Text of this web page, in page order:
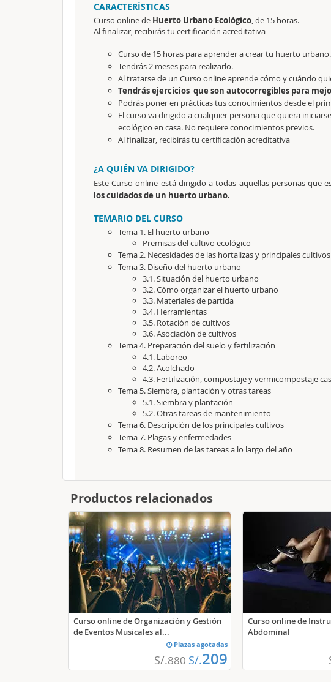
CARACTERÍSTICAS
Curso online de Huerto Urbano Ecológico, de 15 horas.
Al finalizar, recibirás tu certificación acreditativa
Curso de 15 horas para aprender a crear tu huerto urbano.
Tendrás 2 meses para realizarlo.
Al tratarse de un Curso online aprende cómo y cuándo
Tendrás ejercicios que son autocorregibles para
Podrás poner en prácticas tus conocimientos desde el
El curso va dirigido a cualquier persona que quiera
ecológico en casa. No requiere conocimientos previos.
Al finalizar, recibirás tu certificación acreditativa
¿A QUIÉN VA DIRIGIDO?
Este Curso online está dirigido a todas aquellas personas que
los cuidados de un huerto urbano.
TEMARIO DEL CURSO
Tema 1. El huerto urbano
Premisas del cultivo ecológico
Tema2. Necesidades de las hortalizas y principales cultivos
Tema3. Diseño del huerto urbano
3.1. Situación del huerto urbano
3.2. Cómo organizar el huerto urbano
3.3. Materiales de partida
3.4. Herramientas
3.5. Rotación de cultivos
3.6. Asociación de cultivos
Tema4. Preparación del suelo y fertilización
4.1. Laboreo
4.2. Acolchado
4.3. Fertilización, compostaje y vermicompostaje
Tema 5. Siembra, plantación y otras tareas
5.1. Siembra y plantación
5.2. Otras tareas de mantenimiento
Tema6. Descripción de los principales cultivos
Tema7. Plagas y enfermedades
Tema8. Resumen de las tareas a lo largo del año
Productos relacionados
Curso online de Organización y Gestión
de Eventos Musicales al...
Plazas agotadas
S/.880 S/.209
Curso online de
Abdominal